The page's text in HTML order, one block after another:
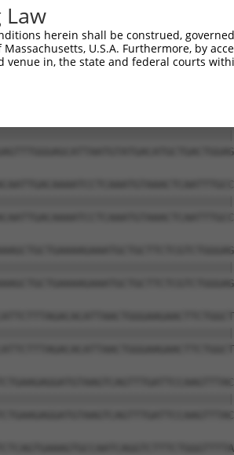
Law
herein shall be construed,
U.S.A. Furthermore, by
venue in, the state and federal courts